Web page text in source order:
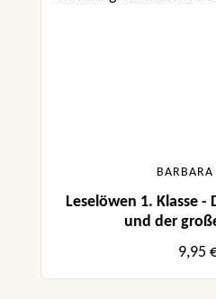
BARBARA
Leselöwen 1. Klasse -
und der
9,95